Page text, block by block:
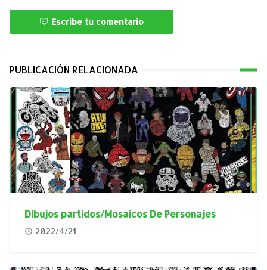
Escribe tu comentario
PUBLICACIÓN RELACIONADA
DIbujos partidos/Mosaicos De Personajes
2022/4/21